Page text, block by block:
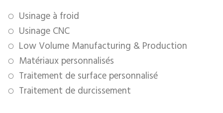
Usinage à froid
Usinage CNC
Low Volume Manufacturing & Production
Matériaux personnalisés
Traitement de surface personnalisé
Traitement de durcissement